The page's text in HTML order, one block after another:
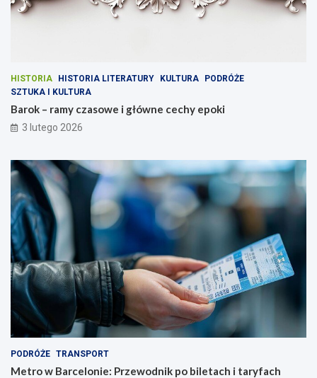
HISTORIA HISTORIA LITERATURY KULTURA
PODRÓŻE
SZTUKA I KULTURA
Barok – ramy czasowe i główne cechy epoki
3 lutego 2026
PODRÓŻE TRANSPORT
Metro w Barcelonie: Przewodnik po biletach i taryfach